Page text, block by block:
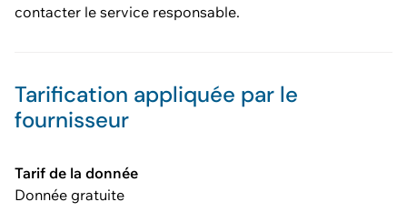
contacter le service responsable.
Tarification appliquée par le
fournisseur
Tarif de la donnée
Donnée gratuite